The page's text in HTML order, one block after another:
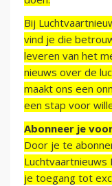
Bij
vind je die
leveren van het
nieuws over de
maakt ons een
een stap voor
Abonneer je
Door je te
Luchtvaartnieuws
je toegang tot